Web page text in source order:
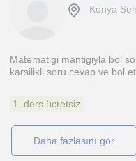
Konya
Matematigi mantigiyla bol
karsilikli soru cevap ve bol
1. ders ücretsiz
daha fazlasını gör